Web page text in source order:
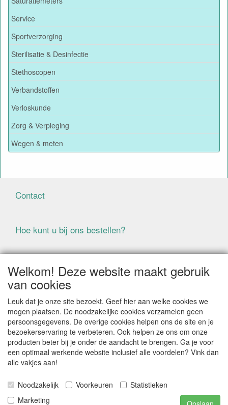
Service
Sportverzorging
Sterilisatie & Desinfectie
Stethoscopen
Verbandstoffen
Verloskunde
Zorg & Verpleging
Wegen & meten
Contact
Hoe kunt u bij ons bestellen?
Voorwaarden
BIJ BESTELLINGEN ONDER DE € 125,00 EXCLUSIEF BTW
BRENGEN WIJ IN NEDERLAND € 5,87 VERZENDKOSTEN
IN REKENING (BELGIË € 9,09). VERZENDKOSTEN
WORDEN VERWIJDERD BIJ BESTELLING BOVEN DE €
125,00 EXCL. BTW
Producten die speciaal besteld moeten worden kunnen
Als gevolg van de continue fluctuerende prijzen van de
grondstoffen kan het zijn dat prijsinformatie niet correct
Welkom! Deze website maakt gebruik
van cookies
Leuk dat je onze site bezoekt. Geef hier aan welke cookies we
mogen plaatsen. De noodzakelijke cookies verzamelen geen
persoonsgegevens. De overige cookies helpen ons de site en je
bezoekerservaring te verbeteren. Ook helpen ze ons om onze
producten beter bij je onder de aandacht te brengen. Ga je voor
een optimaal werkende website inclusief alle voordelen? Vink dan
alle vakjes aan!
Noodzakelijk Voorkeuren
Statistieken
Marketing